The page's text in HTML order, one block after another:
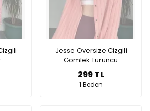
Jesse Oversize Cizgili
Gömlek Turuncu
299 TL
1 Beden